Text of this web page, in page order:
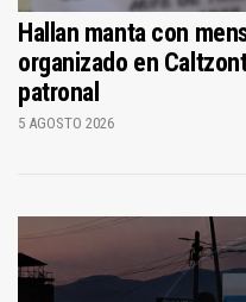
Hallan manta con
organizado en
patronal
5 AGOSTO 2026